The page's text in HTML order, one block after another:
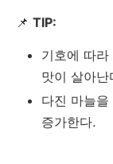
📌 TIP:
기호에 따
맛이 살아난
다진 마늘
증가한다.